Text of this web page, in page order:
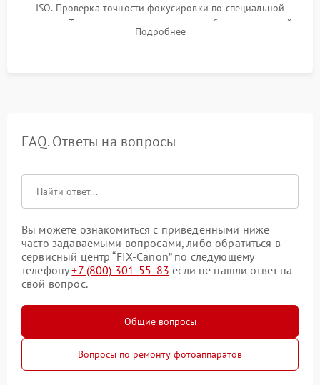
ISO. Проверка точности фокусировки по специальной
мишени. Тест записи на карту памяти, работы встроенной
вспышки, микрофона и всех кнопок управления.
Подробнее
FAQ. Ответы на вопросы
Вы можете ознакомиться с приведенными ниже
часто задаваемыми вопросами, либо обратиться в
сервисный центр “FIX-Canon” по следующему
телефону+7 (800) 301-55-83 если не нашли ответ на
свой вопрос.
Общие вопросы
Вопросы по ремонту фотоаппаратов